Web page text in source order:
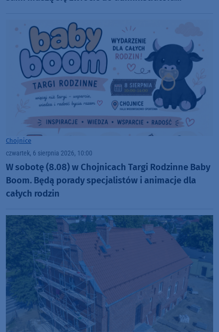
Chojnice
czwartek, 6 sierpnia 2026, 10:00
W sobotę (8.08) w Chojnicach Targi Rodzinne Baby
Boom. Będą porady specjalistów i animacje dla
całych rodzin